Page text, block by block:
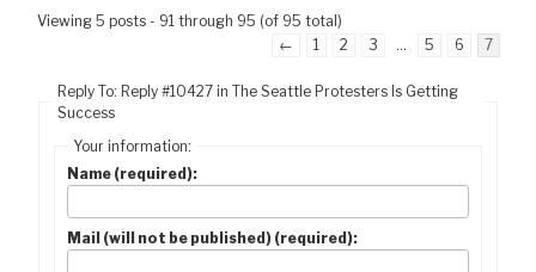
Viewing 5 posts - 91 through 95 (of 95 total)
←
1 2 3 … 5 6 7
Reply To: Reply #10427 in The Seattle Protesters Is Getting
Success
Your information:
Name (required):
Mail (will not be published) (required):